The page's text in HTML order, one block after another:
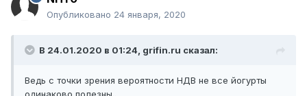
Опубликовано 24 января, 2020
В 24.01.2020 в 01:24, grifin.ru сказал:
Ведь с точки зрения вероятности НДВ не все йогурты